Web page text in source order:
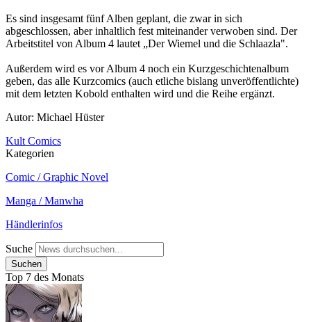
Es sind insgesamt fünf Alben geplant, die zwar in sich
abgeschlossen, aber inhaltlich fest miteinander verwoben sind. Der
Arbeitstitel von Album 4 lautet „Der Wiemel und die Schlaazla".
Außerdem wird es vor Album 4 noch ein Kurzgeschichtenalbum
geben, das alle Kurzcomics (auch etliche bislang unveröffentlichte)
mit dem letzten Kobold enthalten wird und die Reihe ergänzt.
Autor: Michael Hüster
Kult Comics
Kategorien
Comic / Graphic Novel
Manga / Manwha
Händlerinfos
Suche
Top 7 des Monats